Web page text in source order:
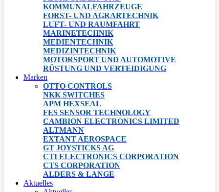
KOMMUNALFAHRZEUGE
FORST- UND AGRARTECHNIK
LUFT- UND RAUMFAHRT
MARINETECHNIK
MEDIENTECHNIK
MEDIZINTECHNIK
MOTORSPORT UND AUTOMOTIVE
RÜSTUNG UND VERTEIDIGUNG
Marken
OTTO CONTROLS
NKK SWITCHES
APM HEXSEAL
FES SENSOR TECHNOLOGY
CAMBION ELECTRONICS LIMITED
ALTMANN
EXTANT AEROSPACE
GT JOYSTICKS AG
CTI ELECTRONICS CORPORATION
CTS CORPORATION
ALDERS & LANGE
Aktuelles